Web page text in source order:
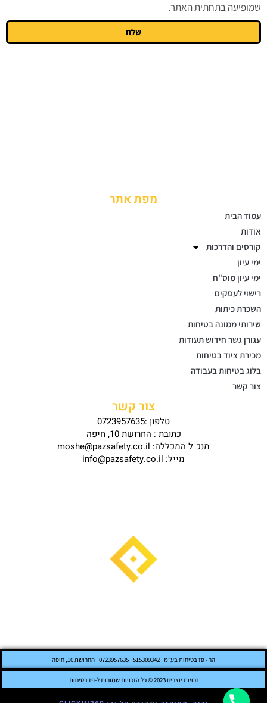
שמופיעה בתחתית האתר.
שלח
מפת אתר
עמוד הבית
אודות
קורסים והדרכות
ימי עיון
ימי עיון מוס"ח
רישוי לעסקים
השכרת כיתות
שירותי ממונה בטיחות
עגורן גשר חידוש תעודות
מכירת ציוד בטיחות
בלוג בטיחות בעבודה
צור קשר
צור קשר
טלפון :0723957635
כתובת : החרושת 10, חיפה
מנכ"ל המכללה: moshe@pazsafety.co.il
מייל: info@pazsafety.co.il
הר - פז בטיחות בע״מ | 515309342 | 0723957635 | החרושת 10, חיפה
זכויות יוצרים 2023 © כל הזכויות שמורות ל-פז בטיחות